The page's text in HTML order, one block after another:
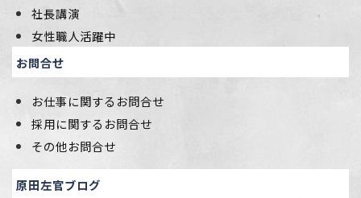
社長講演
女性職人活躍中
お問合せ
お仕事に関するお問合せ
採用に関するお問合せ
その他お問合せ
原田左官ブログ